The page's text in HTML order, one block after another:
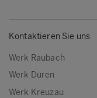
Kontaktieren Sie uns
Werk Raubach
Werk Düren
Werk Kreuzau